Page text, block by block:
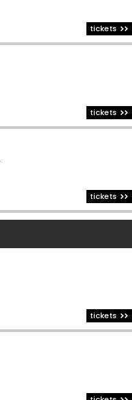
tickets
tickets
tickets
tickets